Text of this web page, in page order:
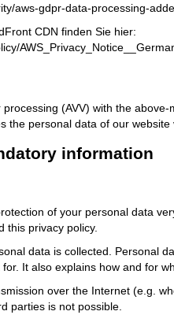
aws-gdpr-data-processing-
CDN finden Sie hier:
(AVV) with the
the personal data of our
information
of your personal data
this privacy policy.
data is collected. Personal
It also explains how and for
over the Internet (e.g.
parties is not possible.